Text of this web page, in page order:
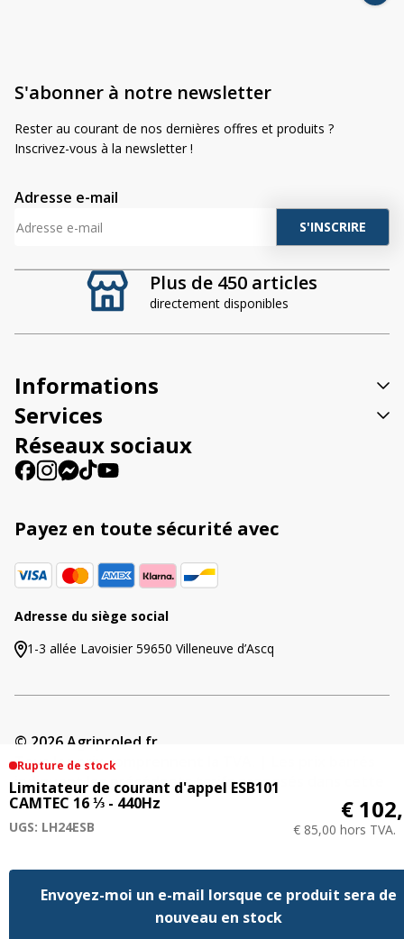
Rupture de stock
Limitateur de courant d'appel ESB101
CAMTEC 16 ⅓ - 440Hz
UGS: LH24ESB
€
€ 85,00 hors TVA.
Envoyez-moi un e-mail lorsque ce produit sera de
nouveau en stock
Plus de 450 articles
directement disponibles
S'abonner à notre newsletter
Rester au courant de nos dernières offres et produits ?
Inscrivez-vous à la newsletter !
Adresse e-mail
A
t
v
e
Informations
Services
Réseaux sociaux
Payez en toute sécurité avec
Adresse du siège social
1-3 allée Lavoisier 59650 Villeneuve d’Ascq
© 2026 Agriproled.fr
Tous les prix comprennent la TVA. | Les prix barrés
indiquent les précédents tarifs proposés dans cette
boutique en ligne.